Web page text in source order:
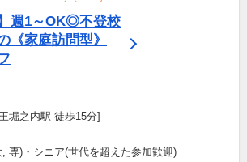
週1～OK◎不登校
《家庭訪問型》
堀之内駅 徒歩15分]
専)・シニア(世代を超えた参加歓迎)